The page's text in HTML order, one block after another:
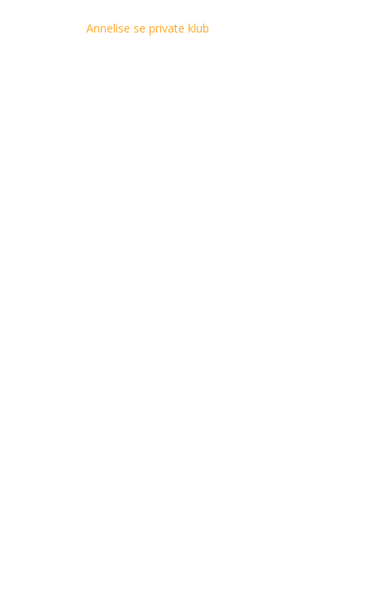
Annelise se private klub